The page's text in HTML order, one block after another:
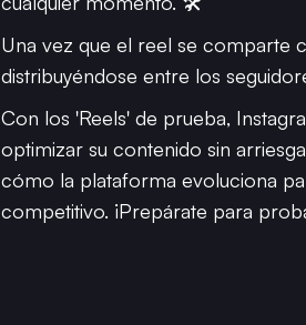
Una vez que el reel se comparte
distribuyéndose entre los
Con los 'Reels' de prueba,
optimizar su contenido sin
cómo la plataforma evoluciona
competitivo. ¡Prepárate para